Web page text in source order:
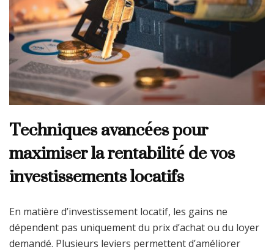
Techniques avancées pour
maximiser la rentabilité de vos
investissements locatifs
En matière d’investissement locatif, les gains ne
dépendent pas uniquement du prix d’achat ou du loyer
demandé. Plusieurs leviers permettent d’améliorer